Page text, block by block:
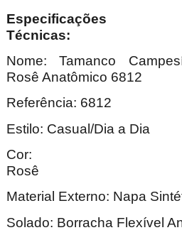
Especificações
Nome: Tamanco
Rosê Anatômico 6812
Referência: 6812
Estilo: Casual/Dia a Dia
Cor:
Material Externo: Napa
Solado: Borracha Flexível